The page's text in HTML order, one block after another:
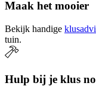
Maak het mooier
Bekijk handige
tuin.
Hulp bij je klus